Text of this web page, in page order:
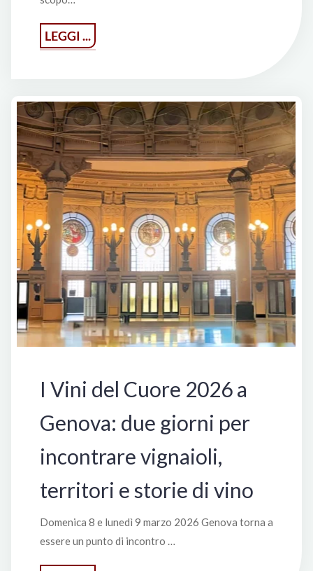
LEGGI ...
‘I
Cuore’
al
Salone
del
Vino
di
Torino"
I Vini del Cuore 2026 a
Genova: due giorni per
incontrare vignaioli,
territori e storie di vino
Domenica 8 e lunedì 9 marzo 2026 Genova torna a
essere un punto di incontro …